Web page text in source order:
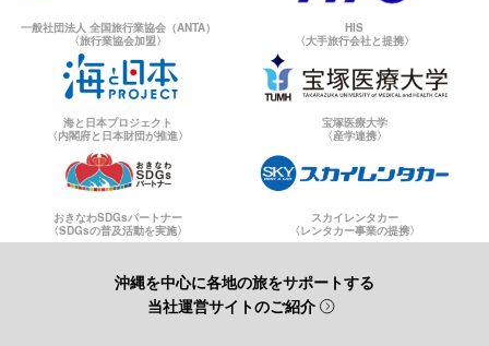
一般社団法人 全国旅行業協会（ANTA）
〈旅行業協会加盟〉
HIS
〈大手旅行会社と提携〉
海と日本プロジェクト
〈内閣府と日本財団が推進〉
宝塚医療大学
〈産学連携〉
おきなわSDGsパートナー
〈SDGsの普及活動を実施〉
スカイレンタカー
〈レンタカー事業の提携〉
沖縄を中心に各地の旅をサポートする
当社運営サイトのご紹介